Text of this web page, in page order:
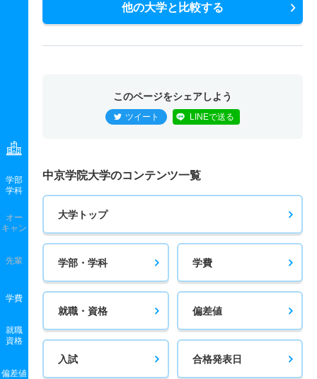
学部
学科
オー
キャン
先輩
学費
就職
資格
偏差値
他の大学と比較する
このページをシェアしよう
ツイート LINEで送る
中京学院大学のコンテンツ一覧
大学トップ
学部・学科 学費
就職・資格 偏差値
入試 合格発表日